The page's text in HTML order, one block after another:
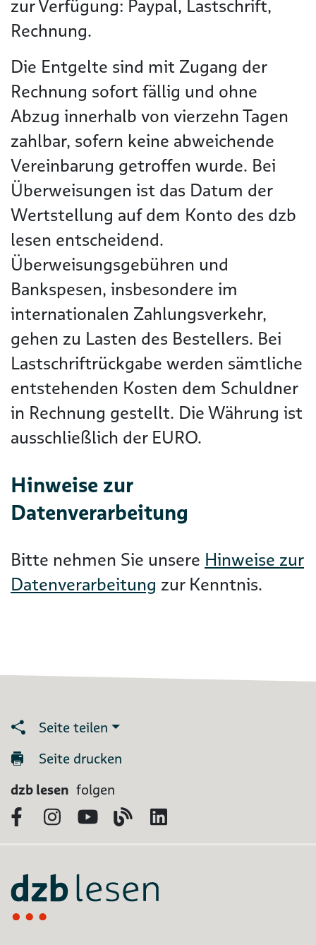
zur Verfügung: Paypal, Lastschrift,
Rechnung.
Die Entgelte sind mit Zugang der
Rechnung sofort fällig und ohne
Abzug innerhalb von vierzehn Tagen
zahlbar, sofern keine abweichende
Vereinbarung getroffen wurde. Bei
Überweisungen ist das Datum der
Wertstellung auf dem Konto des dzb
lesen entscheidend.
Überweisungsgebühren und
Bankspesen, insbesondere im
internationalen Zahlungsverkehr,
gehen zu Lasten des Bestellers. Bei
Lastschriftrückgabe werden sämtliche
entstehenden Kosten dem Schuldner
in Rechnung gestellt. Die Währung ist
ausschließlich der EURO.
Hinweise zur
Datenverarbeitung
Bitte nehmen Sie unsere Hinweise zur
Datenverarbeitung zur Kenntnis.
Seite teilen
Seite drucken
dzb lesen folgen
FacebookInstagram
YouTubeBlog